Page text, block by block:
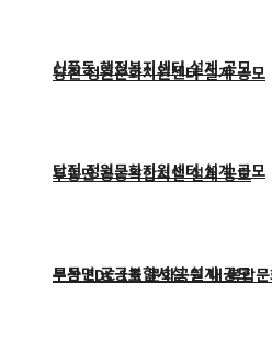
신풍동 행정복지센터 설계 공모
당진 정원문화지원센터 설계 공모
두동면 공공복합시설 설계 공모
당진 정원문화지원센터 설계 공모
두동면 공공복합시설 설계 공모
부산 EDC 1호 문화공원 내 복합